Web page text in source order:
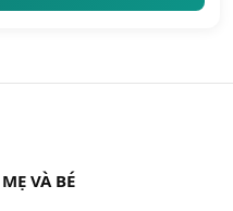
MẸ VÀ BÉ